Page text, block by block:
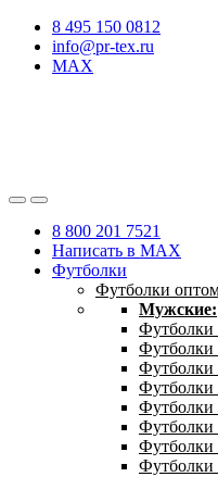
8 495 150 0812
info@pr-tex.ru
MAX
8 800 201 7521
Написать в MAX
Футболки
Футболки
Мужские:
Футболки
Футболки
Футболки
Футболки
Футболки